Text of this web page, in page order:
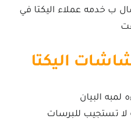
ب خدمه عملاء اليكتا في
اليكتا
لمبه البيان
لا تستجيب للبرسات